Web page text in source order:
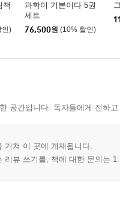
책
인)
과학이 기본이다 5권
세트
76,500원 (10% 할인)
공간입니다. 독자들에게 전하
거쳐 이 곳에 게재됩니다.
리뷰 쓰기를, 책에 대한 문의는